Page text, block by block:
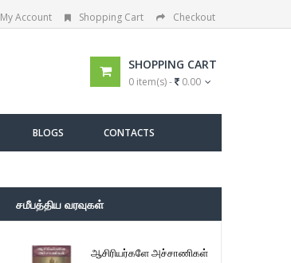
My Account Shopping Cart Checkout
SHOPPING CART
0 item(s) - 0.00
BLOGS CONTACTS
சமீபத்திய வரவுகள்
ஆசிரியர்களே அச்சாணிகள்